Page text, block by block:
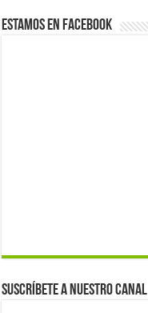
Estamos en Facebook
Suscríbete a nuestro canal